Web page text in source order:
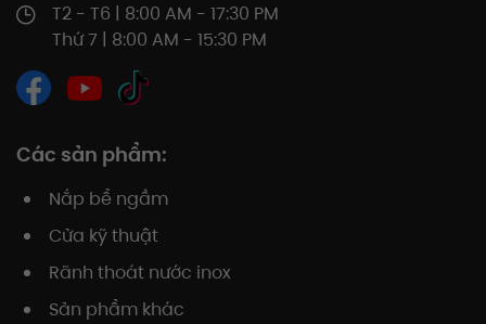
T2 - T6 | 8:00 AM - 17:30 PM
Thứ 7 | 8:00 AM - 15:30 PM
Các sản phẩm:
Nắp bể ngầm
Cửa kỹ thuật
Rãnh thoát nước inox
Sản phẩm khác